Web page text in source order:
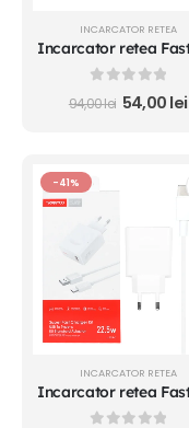
INCARCATOR RETEA
out of 5
94,00lei 54,00lei
-41%
INCARCATOR RETEA